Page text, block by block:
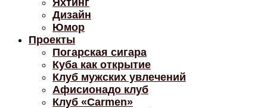
Яхтинг
Дизайн
Юмор
Проекты
Погарская сигара
Куба как открытие
Клуб мужских увлечений
Афисионадо клуб
Клуб «Carmen»